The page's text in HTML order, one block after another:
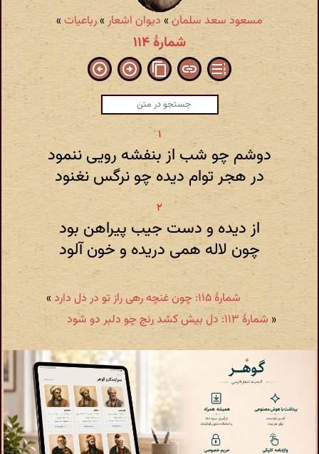
مسعود سعد سلمان» دیوان اشعار »رباعیات»
شمارهٔ ۱۱۴
دوشم چو شب از بنفشه رویی ننمود
در هجر توام دیده چو نرگس نغنود
از دیده و دست جیب پیراهن بود
چون لاله همی دریده و خون آلود
شمارهٔ ۱۱۵: چون غنچه رهی راز تو در دل دارد
»
« شمارهٔ ۱۱۳: دل بیش کشد رنج چو دلبر دو شود